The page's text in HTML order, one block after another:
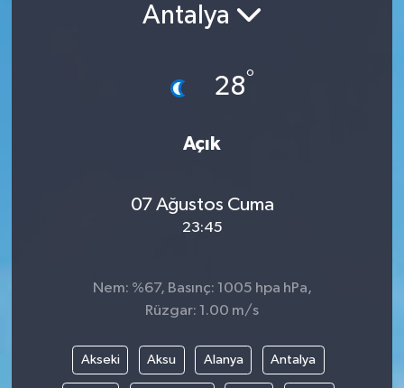
Antalya
28°
Açık
07 Ağustos Cuma
23:45
Nem: %67, Basınç: 1005 hpa hPa,
Rüzgar: 1.00 m/s
Akseki Aksu Alanya Antalya